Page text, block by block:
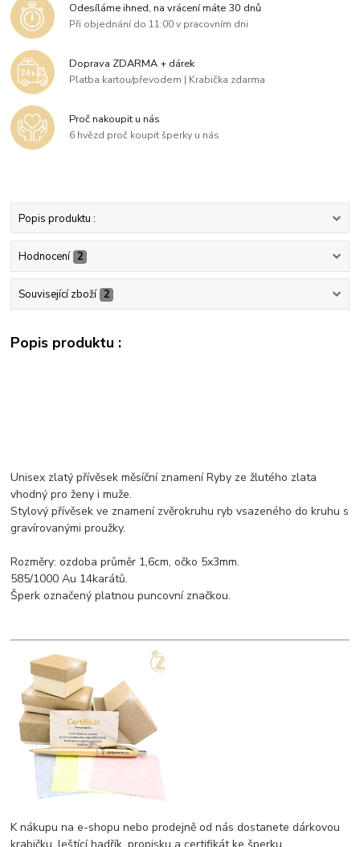
Odesíláme ihned, na vrácení máte 30 dnů
Při objednání do 11:00 v pracovním dni
Doprava ZDARMA + dárek
Platba kartou/převodem | Krabička zdarma
Proč nakoupit u nás
6 hvězd proč koupit šperky u nás
Popis produktu :
Hodnocení 2
Související zboží 2
Popis produktu :
Unisex zlatý přívěsek měsíční znamení Ryby ze žlutého zlata
vhodný pro ženy i muže.
Stylový přívěsek ve znamení zvěrokruhu ryb vsazeného do kruhu s
gravírovanými proužky.
Rozměry: ozdoba průměr 1,6cm, očko 5x3mm.
585/1000 Au 14karátů.
Šperk označený platnou puncovní značkou.
K nákupu na e-shopu nebo prodejně od nás dostanete dárkovou
krabičku, leštící hadřík, propisku a certifikát ke šperku.